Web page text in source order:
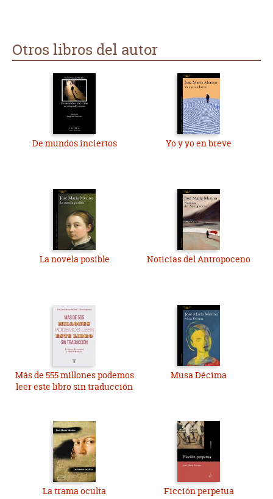
Otros libros del autor
De mundos inciertos Yo y yo en breve
La novela posible Noticias del Antropoceno
Más de 555 millones podemos
leer este libro sin traducción
Musa Décima
La trama oculta Ficción perpetua